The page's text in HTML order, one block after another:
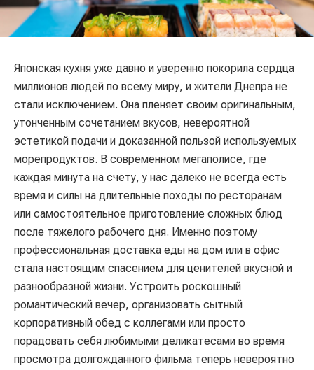
Японская кухня уже давно и уверенно покорила сердца
миллионов людей по всему миру, и жители Днепра не
стали исключением. Она пленяет своим оригинальным,
утонченным сочетанием вкусов, невероятной
эстетикой подачи и доказанной пользой используемых
морепродуктов. В современном мегаполисе, где
каждая минута на счету, у нас далеко не всегда есть
время и силы на длительные походы по ресторанам
или самостоятельное приготовление сложных блюд
после тяжелого рабочего дня. Именно поэтому
профессиональная доставка еды на дом или в офис
стала настоящим спасением для ценителей вкусной и
разнообразной жизни. Устроить роскошный
романтический вечер, организовать сытный
корпоративный обед с коллегами или просто
порадовать себя любимыми деликатесами во время
просмотра долгожданного фильма теперь невероятно